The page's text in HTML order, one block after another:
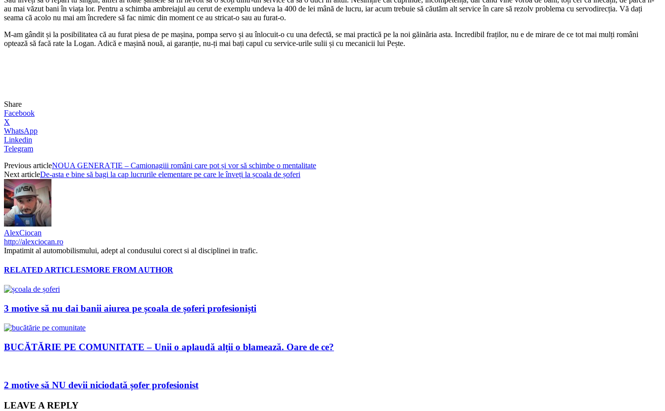
au mai văzut bani în viața lor. Pentru a schimba ambreiajul au cerut de exemplu undeva la 400 de lei mână de lucru, iar acum trebuie să căutăm alt service în care să rezolv problema cu servodirecția. Vă dați
seama că acolo nu mai am încredere să fac nimic din moment ce au stricat-o sau au furat-o.
M-am gândit și la posibilitatea că au furat piesa de pe mașina, pompa servo și au înlocuit-o cu una defectă, se mai practică pe la noi găinăria asta. Incredibil fraților, nu e de mirare de ce tot mai mulți români
optează să facă rate la Logan. Adică e mașină nouă, ai garanție, nu-ți mai bați capul cu service-urile sulii și cu mecanicii lui Pește.
Share
Facebook
X
WhatsApp
Linkedin
Telegram
Previous articleNOUA GENERAȚIE – Camionagiii români care pot și vor să schimbe o mentalitate
Next articleDe-asta e bine să bagi la cap lucrurile elementare pe care le înveți la școala de șoferi
AlexCiocan
http://alexciocan.ro
Impatimit al automobilismului, adept al condusului corect si al disciplinei in trafic.
RELATED ARTICLESMORE FROM AUTHOR
3 motive să nu dai banii aiurea pe școala de șoferi profesioniști
BUCĂTĂRIE PE COMUNITATE – Unii o aplaudă alții o blamează. Oare de ce?
2 motive să NU devii niciodată șofer profesionist
LEAVE A REPLY